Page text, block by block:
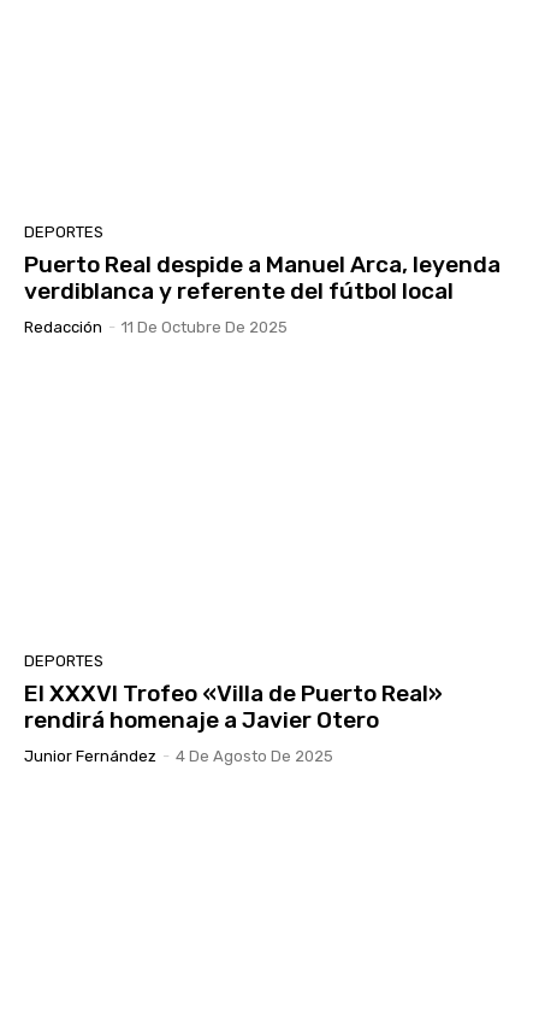
DEPORTES
Puerto Real despide a Manuel Arca, leyenda
verdiblanca y referente del fútbol local
Redacción - 11 De Octubre De 2025
DEPORTES
El XXXVI Trofeo «Villa de Puerto Real»
rendirá homenaje a Javier Otero
Junior Fernández - 4 De Agosto De 2025